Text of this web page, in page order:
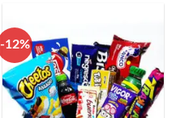
-12%